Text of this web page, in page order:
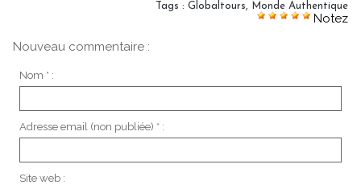
Tags : Globaltours, Monde Authentique
Notez
Nouveau commentaire :
Nom * :
Adresse email (non publiée) * :
Site web :